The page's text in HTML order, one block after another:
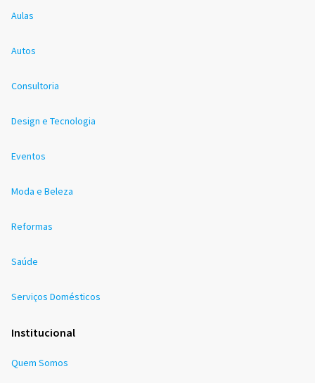
Aulas
Autos
Consultoria
Design e Tecnologia
Eventos
Moda e Beleza
Reformas
Saúde
Serviços Domésticos
Institucional
Quem Somos